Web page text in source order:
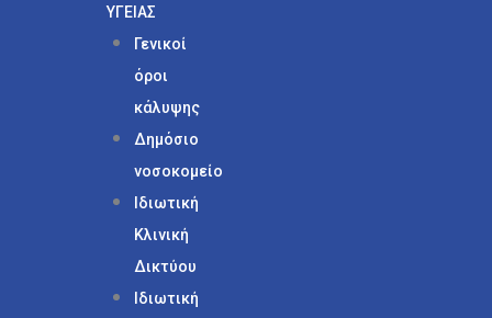
ΥΓΕΙΑΣ
Γενικοί
όροι
κάλυψης
Δημόσιο
νοσοκομείο
Ιδιωτική
Κλινική
Δικτύου
Ιδιωτική